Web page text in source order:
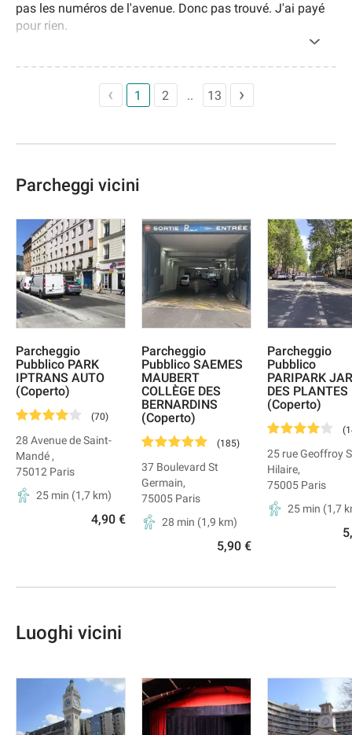
pas les numéros de l'avenue. Donc pas trouvé. J'ai payé
pour rien.
1 2 13
Parcheggi vicini
Parcheggio
Pubblico PARK
IPTRANS AUTO
(Coperto)
(70)
28 Avenue de Saint-
Mandé ,
75012 Paris
25 min (1,7 km)
4,90 €
Parcheggio
Pubblico SAEMES
MAUBERT
COLLÈGE DES
BERNARDINS
(Coperto)
(185)
37 Boulevard St
Germain,
75005 Paris
28 min (1,9 km)
5,90 €
Parcheggio
Pubblico
PARIPARK
DES PLANTES
(Coperto)
(
25 rue Geoffroy
Hilaire,
75005 Paris
25 min (1,7
Luoghi vicini